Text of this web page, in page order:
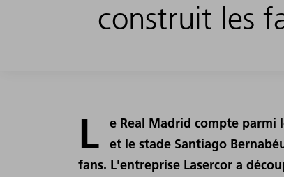
construit les
L
e Real Madrid compte parmi
et le stade Santiago
fans. L'entreprise Lasercor a